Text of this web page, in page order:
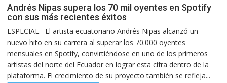
Andrés Nipas supera los 70 mil oyentes en Spotify
con sus más recientes éxitos
ESPECIAL.- El artista ecuatoriano Andrés Nipas alcanzó un
nuevo hito en su carrera al superar los 70.000 oyentes
mensuales en Spotify, convirtiéndose en uno de los primeros
artistas del norte del Ecuador en lograr esta cifra dentro de la
plataforma. El crecimiento de su proyecto también se refleja...